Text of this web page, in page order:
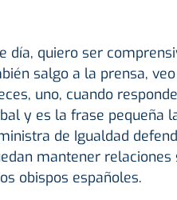
día, quiero ser
salgo a la prensa,
uno, cuando
y es la frase pequeña
de Igualdad
mantener relaciones
obispos españoles.